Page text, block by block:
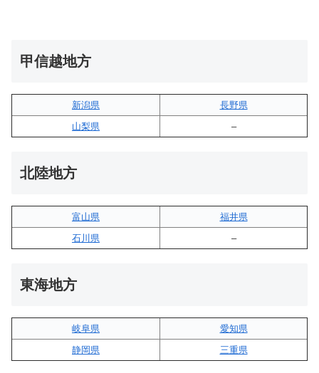
甲信越地方
新潟県
長野県
山梨県
–
北陸地方
富山県
福井県
石川県
–
東海地方
岐阜県
愛知県
静岡県
三重県